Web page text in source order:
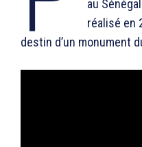
au
réalisé en
destin d’un monument